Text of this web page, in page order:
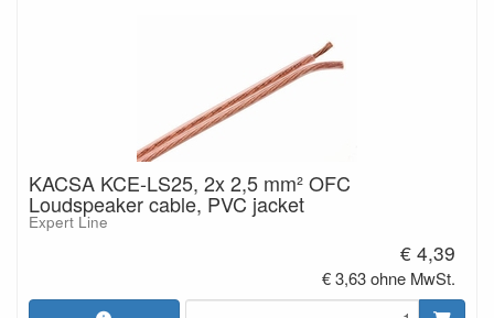
KACSA KCE-LS25, 2x 2,5 mm² OFC
Loudspeaker cable, PVC jacket
Expert Line
€ 4,39
€ 3,63 ohne MwSt.